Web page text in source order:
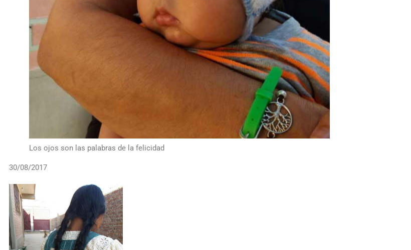
Los ojos son las palabras de la felicidad
30/08/2017